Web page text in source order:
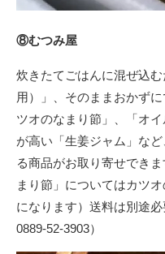
⑧むつみ屋
炊きたてごはんに混ぜ込
用）」、そのままおかず
ツオのなまり節」、「オ
が高い「生姜ジャム」な
る商品がお取り寄せでき
まり節」についてはカツ
になります）送料は別途
0889-52-3903）